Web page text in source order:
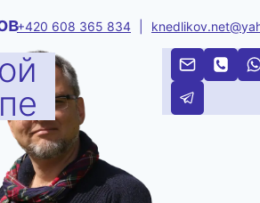
+420 608 365 834